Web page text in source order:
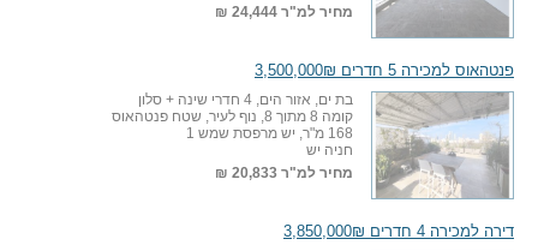
מחיר למ"ר 24,444 ₪
פנטהאוס למכירה 5 חדרים 3,500,000₪
בת ים, אזור הים, 4 חדרי שינה + סלון
קומה 8 מתוך 8, נוף לעיר, שטח פנטהאוס
168 מ"ר, יש מרפסת שמש 1
חניה יש
מחיר למ"ר 20,833 ₪
דירה למכירה 4 חדרים 3,850,000₪